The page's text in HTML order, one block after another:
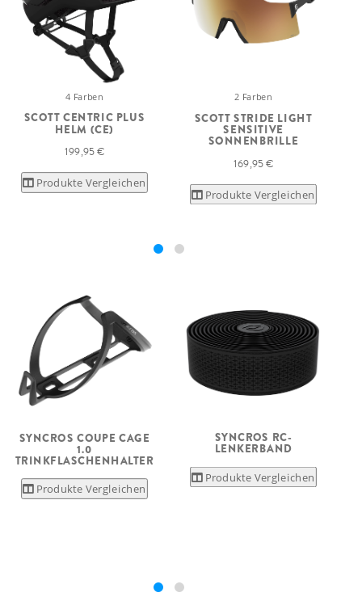
4 Farben
SCOTT CENTRIC PLUS
HELM (CE)
199,95 €
Produkte Vergleichen
2 Farben
SCOTT STRIDE LIGHT
SENSITIVE
SONNENBRILLE
169,95 €
Produkte Vergleichen
SYNCROS COUPE CAGE
1.0
TRINKFLASCHENHALTER
Produkte Vergleichen
SYNCROS RC-
LENKERBAND
Produkte Vergleichen